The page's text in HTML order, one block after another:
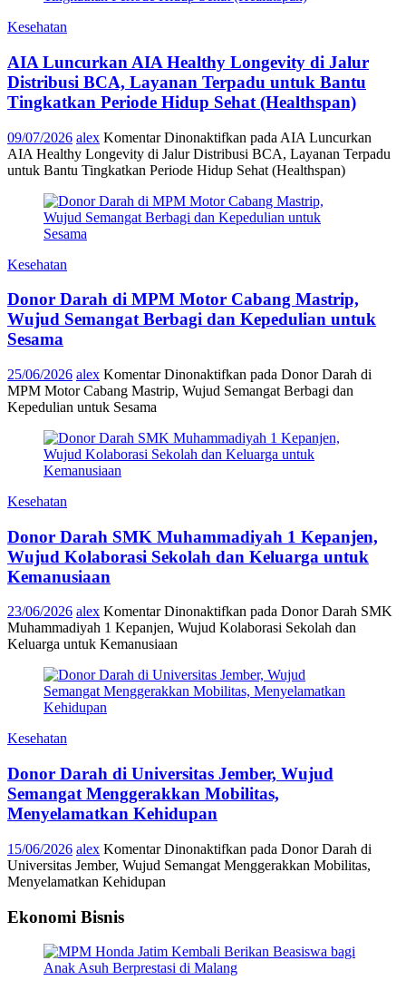
Kesehatan
AIA Luncurkan AIA Healthy Longevity di Jalur
Distribusi BCA, Layanan Terpadu untuk Bantu
Tingkatkan Periode Hidup Sehat (Healthspan)
09/07/2026 alex Komentar Dinonaktifkan pada AIA Luncurkan
AIA Healthy Longevity di Jalur Distribusi BCA, Layanan Terpadu
untuk Bantu Tingkatkan Periode Hidup Sehat (Healthspan)
Kesehatan
Donor Darah di MPM Motor Cabang Mastrip,
Wujud Semangat Berbagi dan Kepedulian untuk
Sesama
25/06/2026 alex Komentar Dinonaktifkan pada Donor Darah di
MPM Motor Cabang Mastrip, Wujud Semangat Berbagi dan
Kepedulian untuk Sesama
Kesehatan
Donor Darah SMK Muhammadiyah 1 Kepanjen,
Wujud Kolaborasi Sekolah dan Keluarga untuk
Kemanusiaan
23/06/2026 alex Komentar Dinonaktifkan pada Donor Darah SMK
Muhammadiyah 1 Kepanjen, Wujud Kolaborasi Sekolah dan
Keluarga untuk Kemanusiaan
Kesehatan
Donor Darah di Universitas Jember, Wujud
Semangat Menggerakkan Mobilitas,
Menyelamatkan Kehidupan
15/06/2026 alex Komentar Dinonaktifkan pada Donor Darah di
Universitas Jember, Wujud Semangat Menggerakkan Mobilitas,
Menyelamatkan Kehidupan
Ekonomi Bisnis